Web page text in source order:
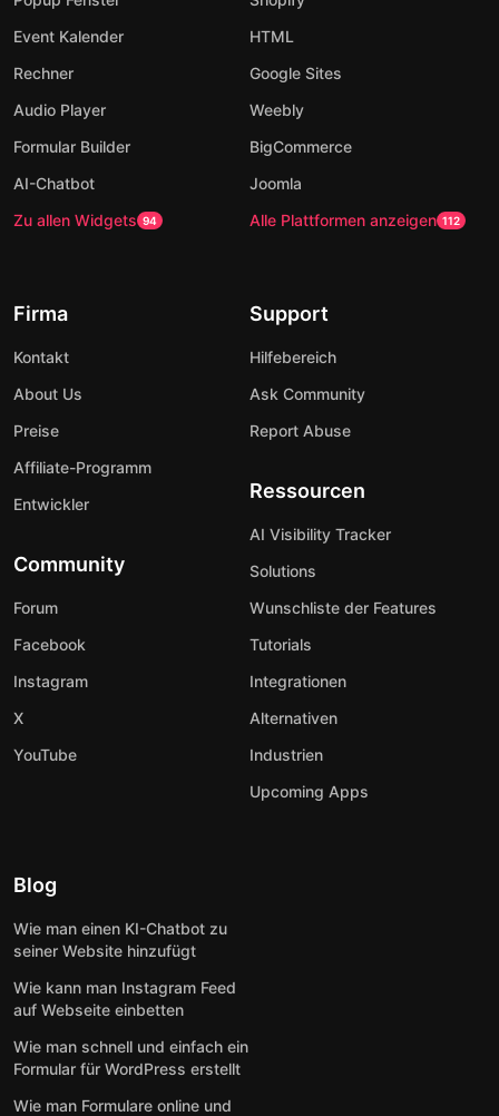
Event Kalender
Rechner
Audio Player
Formular Builder
AI-Chatbot
Zu allen Widgets 94
HTML
Google Sites
Weebly
BigCommerce
Joomla
Alle Plattformen anzeigen 112
Firma
Kontakt
About Us
Preise
Affiliate-Programm
Entwickler
Community
Forum
Facebook
Instagram
X
YouTube
Support
Hilfebereich
Ask Community
Report Abuse
Ressourcen
AI Visibility Tracker
Solutions
Wunschliste der Features
Tutorials
Integrationen
Alternativen
Industrien
Upcoming Apps
Blog
Wie man einen KI-Chatbot zu
seiner Website hinzufügt
Wie kann man Instagram Feed
auf Webseite einbetten
Wie man schnell und einfach ein
Formular für WordPress erstellt
Wie man Formulare online und